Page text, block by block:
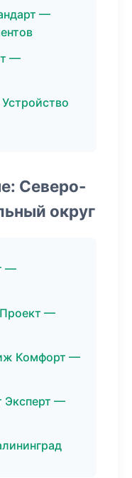
—
—
Северо-
округ
—
—
Комфорт —
Эксперт —